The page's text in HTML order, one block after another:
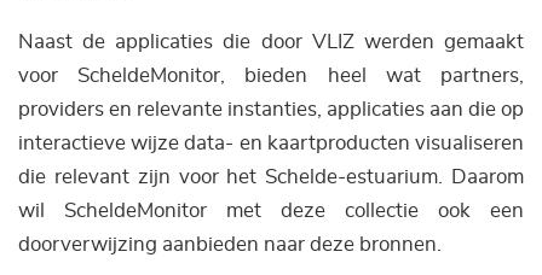
Naast de applicaties die door VLIZ werden gemaakt
voor ScheldeMonitor, bieden heel wat partners,
providers en relevante instanties, applicaties aan die op
interactieve wijze data- en kaartproducten visualiseren
die relevant zijn voor het Schelde-estuarium. Daarom
wil ScheldeMonitor met deze collectie ook een
doorverwijzing aanbieden naar deze bronnen.